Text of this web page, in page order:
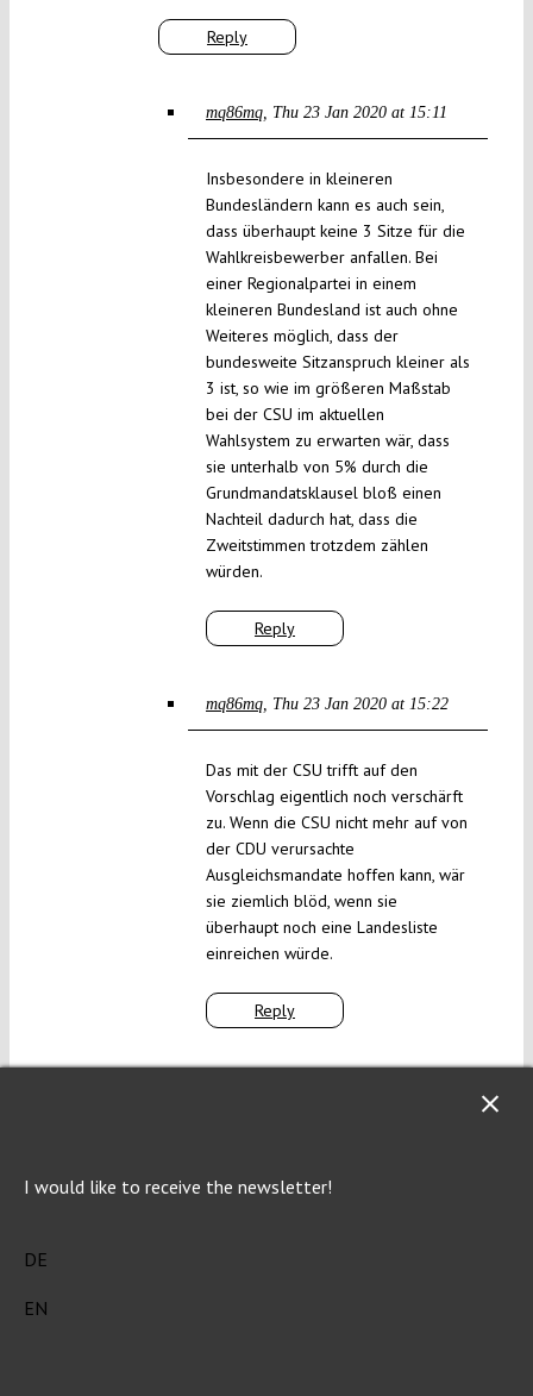
Reply
mq86mq Thu 23 Jan 2020 at 15:11
Reply
Insbesondere in kleineren
Bundesländern kann es auch sein,
dass überhaupt keine 3 Sitze für die
Wahlkreisbewerber anfallen. Bei
einer Regionalpartei in einem
kleineren Bundesland ist auch ohne
Weiteres möglich, dass der
bundesweite Sitzanspruch kleiner als
3 ist, so wie im größeren Maßstab
bei der CSU im aktuellen
Wahlsystem zu erwarten wär, dass
sie unterhalb von 5% durch die
Grundmandatsklausel bloß einen
Nachteil dadurch hat, dass die
Zweitstimmen trotzdem zählen
würden.
mq86mq Thu 23 Jan 2020 at 15:22
Reply
Das mit der CSU trifft auf den
Vorschlag eigentlich noch verschärft
zu. Wenn die CSU nicht mehr auf von
der CDU verursachte
Ausgleichsmandate hoffen kann, wär
sie ziemlich blöd, wenn sie
überhaupt noch eine Landesliste
einreichen würde.
ausgegoren zu sein. Sinnvoller wäre es
I would like to receive the newsletter!
DE
EN